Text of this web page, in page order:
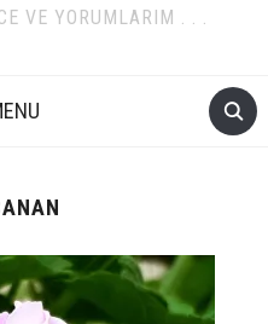
VE YORUMLARIM . . .